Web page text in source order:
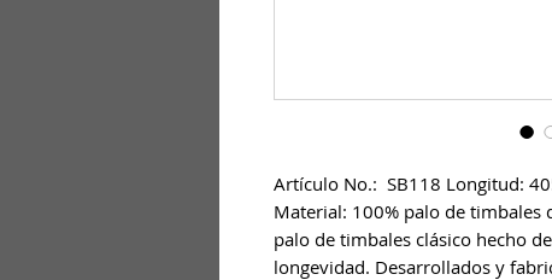
Artículo No.:  SB118 Longitud:
Material: 100% palo de timbales
palo de timbales clásico hecho
longevidad. Desarrollados y